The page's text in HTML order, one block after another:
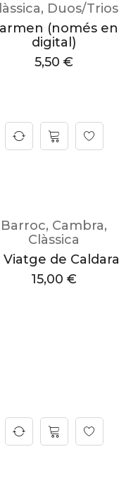
, Duos/Trios
(només en
digital)
5,50 €
Barroc, Cambra,
Clàssica
Viatge de Caldara
15,00 €